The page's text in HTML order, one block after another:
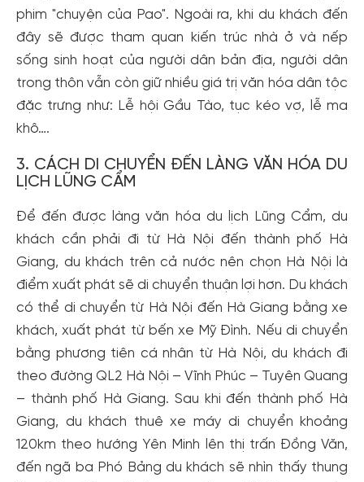
phim "chuyện của Pao". Ngoài ra, khi du khách đến
đây sẽ được tham quan kiến trúc nhà ở và nếp
sống sinh hoạt của người dân bản địa, người dân
trong thôn vẫn còn giữ nhiều giá trị văn hóa dân tộc
đặc trưng như: Lễ hội Gầu Tào, tục kéo vợ, lễ ma
khô….
3. CÁCH DI CHUYỂN ĐẾN LÀNG VĂN HÓA DU
LỊCH LŨNG CẨM
Để đến được làng văn hóa du lịch Lũng Cẩm, du
khách cần phải đi từ Hà Nội đến thành phố Hà
Giang, du khách trên cả nước nên chọn Hà Nội là
điểm xuất phát sẽ di chuyển thuận lợi hơn. Du khách
có thể di chuyển từ Hà Nội đến Hà Giang bằng xe
khách, xuất phát từ bến xe Mỹ Đình. Nếu di chuyển
bằng phương tiên cá nhân từ Hà Nội, du khách đi
theo đường QL2 Hà Nội – Vĩnh Phúc – Tuyên Quang
– thành phố Hà Giang. Sau khi đến thành phố Hà
Giang, du khách thuê xe máy di chuyển khoảng
120km theo hướng Yên Minh lên thị trấn Đồng Văn,
đến ngã ba Phó Bảng du khách sẽ nhìn thấy thung